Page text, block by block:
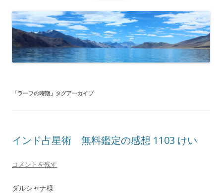
ン
ツ
へ
ス
キ
ッ
プ
「ラーフの時期 」タグアーカイブ
インド占星術 無料鑑定の感想 1103 けい
コメントを残す
ダルシャナ様